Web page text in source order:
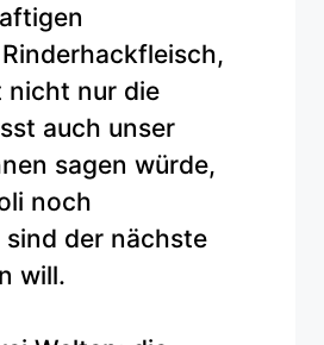
nicht nur die
auch unser
sagen würde,
noch
sind der nächste
will.